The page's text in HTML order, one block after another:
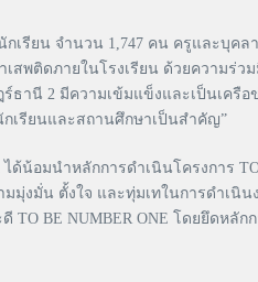
เรียน จำนวน 1,747 คน ครูและบุคล
สพติดภายในโรงเรียน ด้วยความร่ว
ธานี 2 มีความเข้มแข็งและเป็นเครือ
เรียนและสถานศึกษาเป็นสำคัญ”
ด้น้อมนำหลักการดำเนินโครงการ
มุ่งมั่น ตั้งใจ และทุ่มเทในการดำเนิน
TO BE NUMBER ONE โดยยึดหลัก